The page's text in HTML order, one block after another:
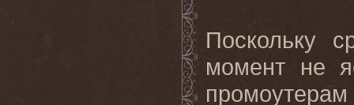
Поскольку
момент не